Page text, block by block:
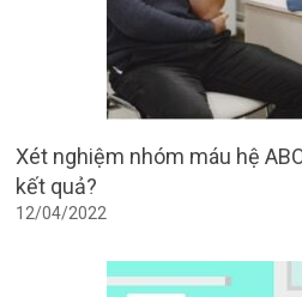
Xét nghiệm nhóm máu hệ
kết quả?
12/04/2022